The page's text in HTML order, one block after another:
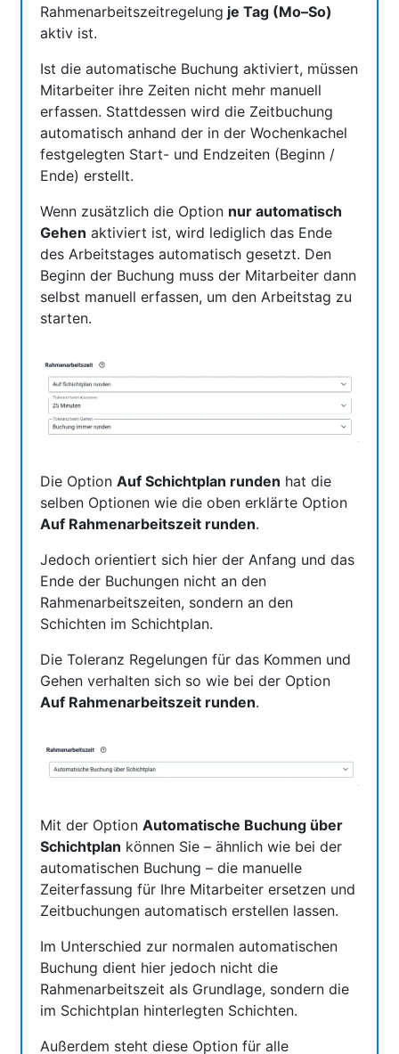
Rahmenarbeitszeitregelung je Tag (Mo–So)
aktiv ist.
Ist die automatische Buchung aktiviert, müssen
Mitarbeiter ihre Zeiten nicht mehr manuell
erfassen. Stattdessen wird die Zeitbuchung
automatisch anhand der in der Wochenkachel
festgelegten Start- und Endzeiten (Beginn /
Ende) erstellt.
Wenn zusätzlich die Option nur automatisch
Gehen aktiviert ist, wird lediglich das Ende
des Arbeitstages automatisch gesetzt. Den
Beginn der Buchung muss der Mitarbeiter dann
selbst manuell erfassen, um den Arbeitstag zu
starten.
Die Option Auf Schichtplan runden hat die
selben Optionen wie die oben erklärte Option
Auf Rahmenarbeitszeit runden.
Jedoch orientiert sich hier der Anfang und das
Ende der Buchungen nicht an den
Rahmenarbeitszeiten, sondern an den
Schichten im Schichtplan.
Die Toleranz Regelungen für das Kommen und
Gehen verhalten sich so wie bei der Option
Auf Rahmenarbeitszeit runden.
Mit der Option Automatische Buchung über
Schichtplan können Sie – ähnlich wie bei der
automatischen Buchung – die manuelle
Zeiterfassung für Ihre Mitarbeiter ersetzen und
Zeitbuchungen automatisch erstellen lassen.
Im Unterschied zur normalen automatischen
Buchung dient hier jedoch nicht die
Rahmenarbeitszeit als Grundlage, sondern die
im Schichtplan hinterlegten Schichten.
Außerdem steht diese Option für alle